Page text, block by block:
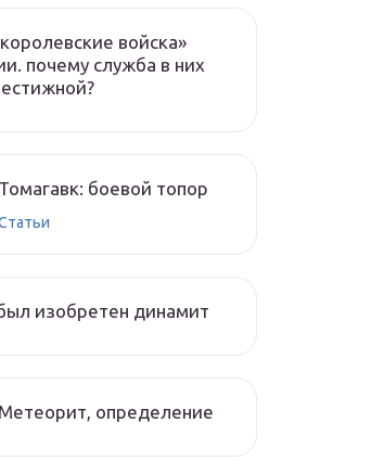
войска»
почему служба в них
Томагавк: боевой топор
изобретен динамит
Метеорит, определение